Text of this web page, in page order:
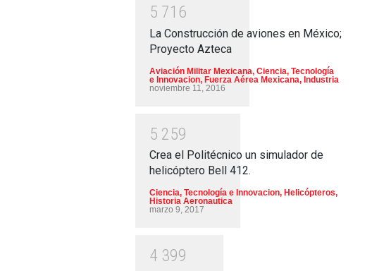
5 71 6
La Construcción de aviones en México;
Proyecto Azteca
Aviación Militar Mexicana, Ciencia, Tecnología
e Innovacion, Fuerza Aérea Mexicana, Industria
noviembre 11, 2016
5 259
Crea el Politécnico un simulador de
helicóptero Bell 412.
Ciencia, Tecnología e Innovacion, Helicópteros,
Historia Aeronautica
marzo 9, 2017
4 399